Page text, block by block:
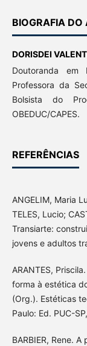
BIOGRAFIA DO
DORISDEI
Doutoranda em
Professora da
Bolsista do
OBEDUC/CAPES.
REFERÊNCIAS
ANGELIM, Maria
TELES, Lucio;
Transiarte:
jovens e adultos
ARANTES,
forma à estética
(Org.). Estéticas
Paulo: Ed. PUC-
BARBIER, Rene.